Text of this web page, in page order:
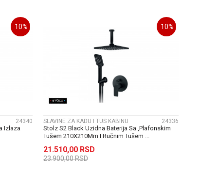
10%
24340
Izlaza
UPOREDI
10%
SLAVINE ZA KADU I TUS KABINU 24336
Stolz S2 Black Uzidna Baterija Sa ,Plafonskim
Tušem 210X210Mm I Ručnim Tušem ...
21.510,00 RSD
23.900,00RSD